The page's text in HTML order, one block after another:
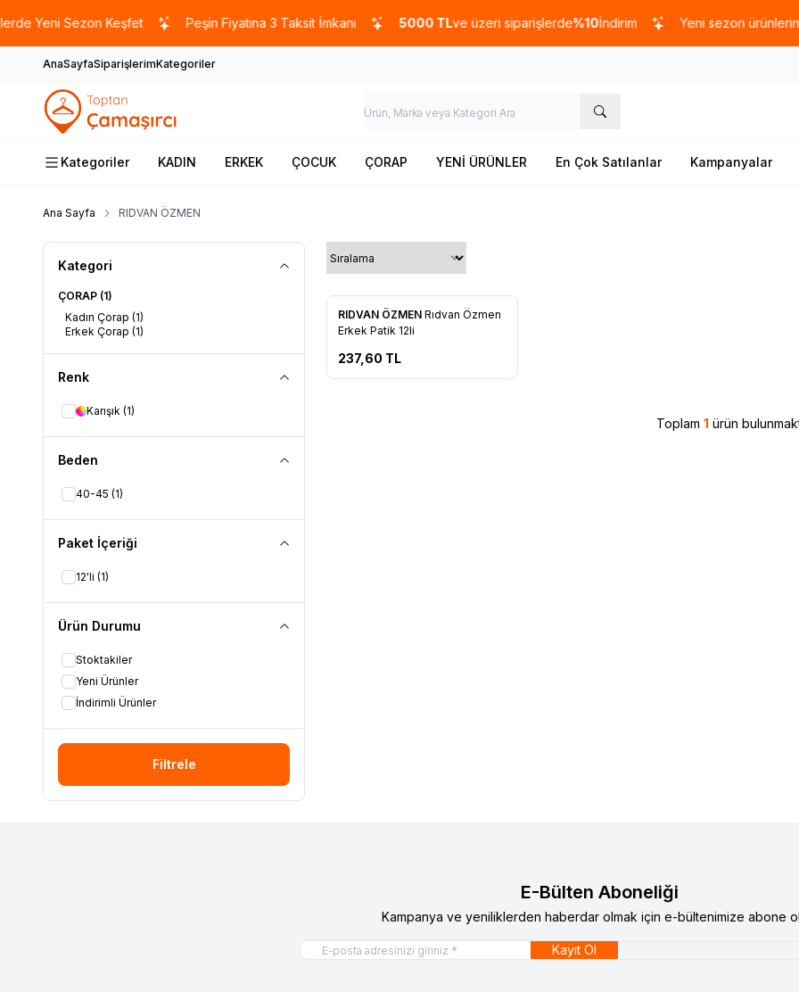
Yeni Sezon Keşfet Peşin Fiyatına 3 Taksit İmkanı 5000 TLve üzeri siparişlerde%10İndirim Yeni sezon ürünlerinde
AnaSayfaSiparişlerimKategoriler
Kategoriler KADIN ERKEK ÇOCUK ÇORAP YENİ ÜRÜNLER En Çok Satılanlar Kampanyalar
Ana Sayfa RIDVAN ÖZMEN
Kategori
ÇORAP (1)
Kadın Çorap (1)
Erkek Çorap (1)
Renk
Karışık (1)
Beden
40-45 (1)
Paket İçeriği
12'li (1)
Ürün Durumu
Stoktakiler
Yeni Ürünler
İndirimli Ürünler
Filtrele
Favorilere Ekle
Tükendi
RIDVAN ÖZMEN Rıdvan Özmen
Erkek Patik 12li
237,60 TL
Toplam 1 ürün
E-Bülten Aboneliği
Kampanya ve yeniliklerden haberdar olmak için e-bültenimize abone
Kayıt Ol